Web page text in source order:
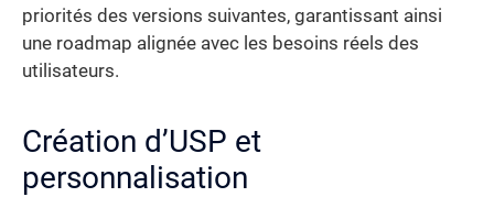
priorités des versions suivantes, garantissant ainsi
une roadmap alignée avec les besoins réels des
utilisateurs.
Création d’USP et
personnalisation